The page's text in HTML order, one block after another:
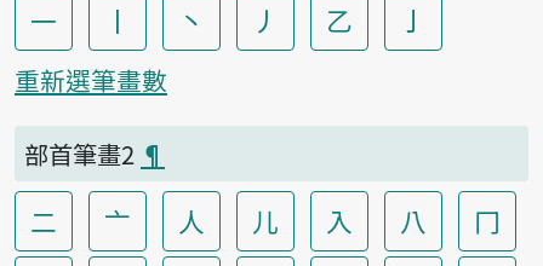
一 丨 丶 丿 乙 亅
重新選筆畫數
部首筆畫2 ¶
二 亠 人 儿 入 八
冂